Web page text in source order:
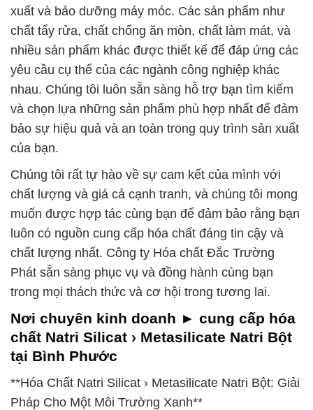
xuất và bảo dưỡng máy móc. Các sản phẩm như
chất tẩy rửa, chất chống ăn mòn, chất làm mát, và
nhiều sản phẩm khác được thiết kế để đáp ứng các
yêu cầu cụ thể của các ngành công nghiệp khác
nhau. Chúng tôi luôn sẵn sàng hỗ trợ bạn tìm kiếm
và chọn lựa những sản phẩm phù hợp nhất để đảm
bảo sự hiệu quả và an toàn trong quy trình sản xuất
của bạn.
Chúng tôi rất tự hào về sự cam kết của mình với
chất lượng và giá cả cạnh tranh, và chúng tôi mong
muốn được hợp tác cùng bạn để đảm bảo rằng bạn
luôn có nguồn cung cấp hóa chất đáng tin cậy và
chất lượng nhất. Công ty Hóa chất Đắc Trường
Phát sẵn sàng phục vụ và đồng hành cùng bạn
trong mọi thách thức và cơ hội trong tương lai.
Nơi chuyên kinh doanh ► cung cấp hóa
chất Natri Silicat › Metasilicate Natri Bột
tại Bình Phước
**Hóa Chất Natri Silicat › Metasilicate Natri Bột: Giải
Pháp Cho Một Môi Trường Xanh**